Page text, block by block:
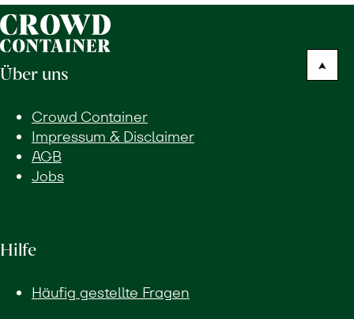
Über uns
Crowd Container
Impressum & Disclaimer
AGB
Jobs
Hilfe
Häufig gestellte Fragen